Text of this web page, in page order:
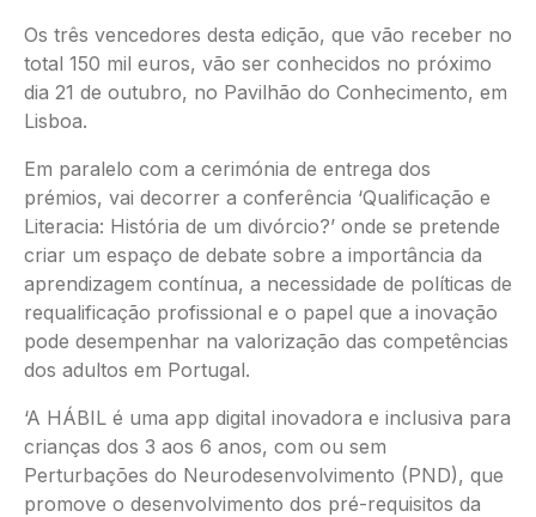
Os três vencedores desta edição, que vão receber no
total 150 mil euros, vão ser conhecidos no próximo
dia 21 de outubro, no Pavilhão do Conhecimento, em
Lisboa.
Em paralelo com a cerimónia de entrega dos
prémios, vai decorrer a conferência ‘Qualificação e
Literacia: História de um divórcio?’ onde se pretende
criar um espaço de debate sobre a importância da
aprendizagem contínua, a necessidade de políticas de
requalificação profissional e o papel que a inovação
pode desempenhar na valorização das competências
dos adultos em Portugal.
‘A HÁBIL é uma app digital inovadora e inclusiva para
crianças dos 3 aos 6 anos, com ou sem
Perturbações do Neurodesenvolvimento (PND), que
promove o desenvolvimento dos pré-requisitos da